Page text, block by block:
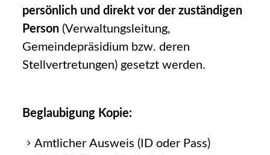
persönlich und direkt vor der zuständigen
Person (Verwaltungsleitung,
Gemeindepräsidium bzw. deren
Stellvertretungen) gesetzt werden.
Beglaubigung Kopie:
Amtlicher Ausweis (ID oder Pass)